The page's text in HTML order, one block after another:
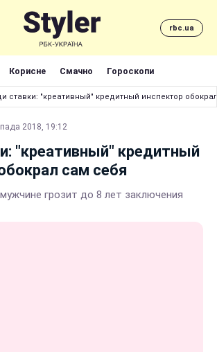
rbc.ua
Корисне Смачно Гороскопи
ставки: "креативный" кредитный инспектор
2018, 19:12
"креативный" кредитный
сам себя
грозит до 8 лет заключения